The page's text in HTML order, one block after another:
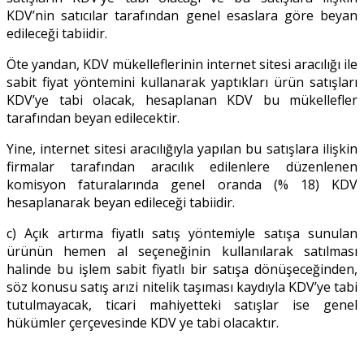
KDV’nin satıcılar tarafından genel esaslara göre beyan
edileceği tabiidir.
Öte yandan, KDV mükelleflerinin internet sitesi aracılığı ile
sabit fiyat yöntemini kullanarak yaptıkları ürün satışları
KDV’ye tabi olacak, hesaplanan KDV bu mükellefler
tarafından beyan edilecektir.
Yine, internet sitesi aracılığıyla yapılan bu satışlara ilişkin
firmalar tarafından aracılık edilenlere düzenlenen
komisyon faturalarında genel oranda (% 18) KDV
hesaplanarak beyan edileceği tabiidir.
c) Açık artırma fiyatlı satış yöntemiyle satışa sunulan
ürünün hemen al seçeneğinin kullanılarak satılması
halinde bu işlem sabit fiyatlı bir satışa dönüşeceğinden,
söz konusu satış arızi nitelik taşıması kaydıyla KDV’ye tabi
tutulmayacak, ticari mahiyetteki satışlar ise genel
hükümler çerçevesinde KDV ye tabi olacaktır.